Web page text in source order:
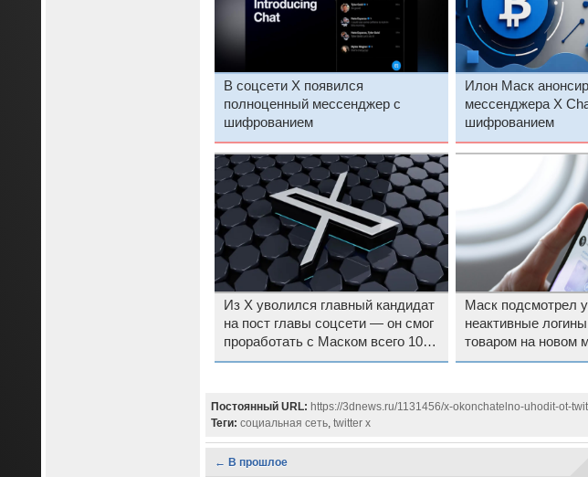
В соцсети X появился
полноценный мессенджер с
шифрованием
Илон Маск
мессенджера X
шифрованием
Из X уволился главный кандидат
на пост главы соцсети — он смог
проработать с Маском всего 10
месяцев
Маск подсмотрел
неактивные
товаром на новом
Постоянный URL: https://3dnews.ru/1131456/x-okonchatelno-uhodit-ot-
Теги: социальная сеть, twitter x
← В прошлое